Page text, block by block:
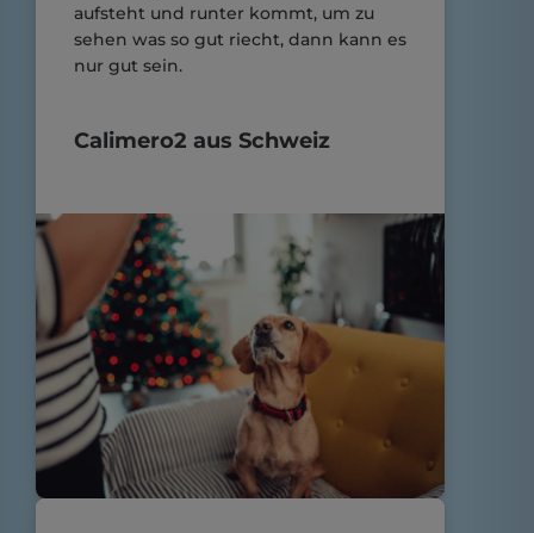
aufsteht und runter kommt, um zu
sehen was so gut riecht, dann kann es
nur gut sein.
Calimero2 aus Schweiz